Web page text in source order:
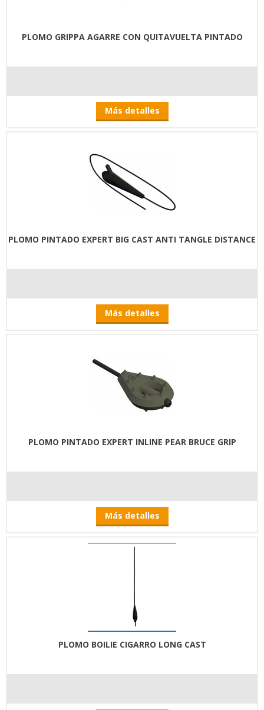
PLOMO GRIPPA AGARRE CON QUITAVUELTA PINTADO
Más detalles
PLOMO PINTADO EXPERT BIG CAST ANTI TANGLE DISTANCE
Más detalles
PLOMO PINTADO EXPERT INLINE PEAR BRUCE GRIP
Más detalles
PLOMO BOILIE CIGARRO LONG CAST